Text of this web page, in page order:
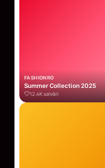
FASHIONRO
Summer Collection 2025
12.4K salvări